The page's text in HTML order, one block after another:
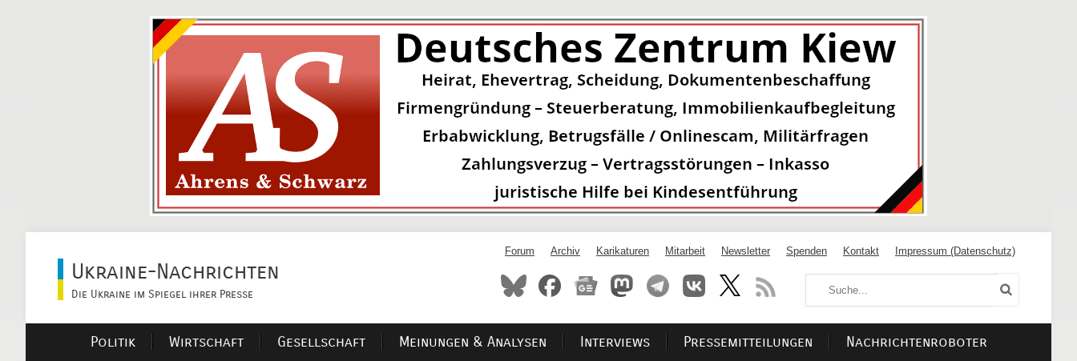
Ukraine-Nachrichten
Die Ukraine im Spiegel ihrer Presse
Forum Archiv Karikaturen Mitarbeit Newsletter Spenden Kontakt Impressum (Datenschutz)
Politik Wirtschaft Gesellschaft Meinungen & Analysen Interviews Pressemitteilungen Nachrichtenroboter